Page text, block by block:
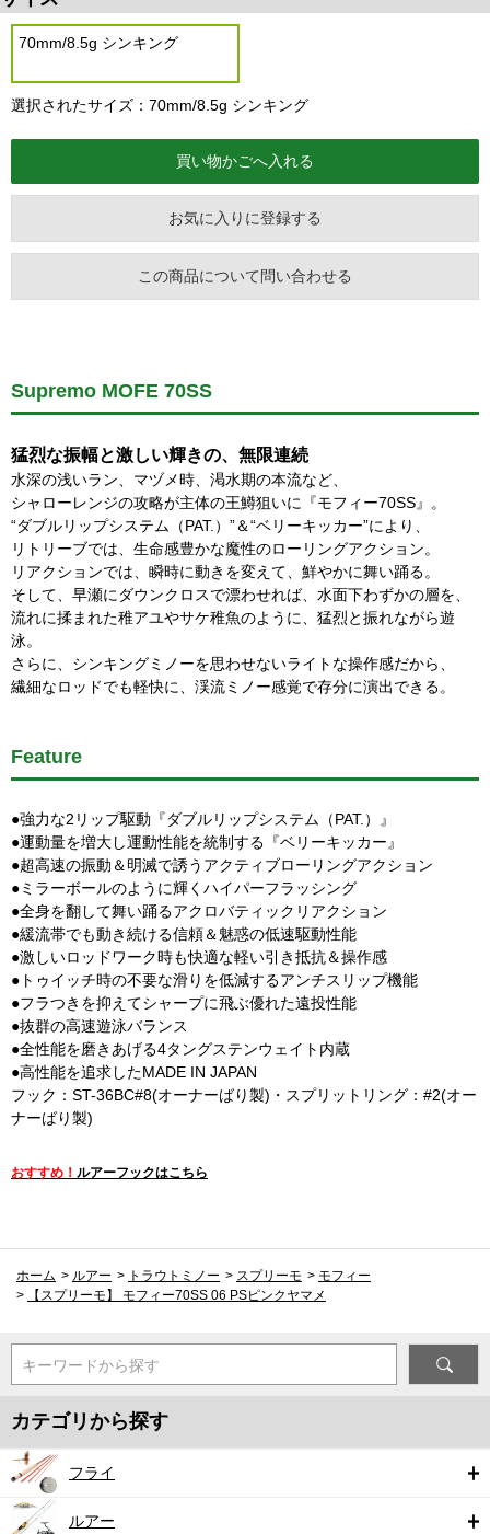
70mm/8.5g シンキング
選択されたサイズ：70mm/8.5g シンキング
お気に入りに登録する
この商品について問い合わせる
Supremo MOFE 70SS
猛烈な振幅と激しい輝きの、無限連続
水深の浅いラン、マヅメ時、渇水期の本流など、
シャローレンジの攻略が主体の王鱒狙いに『モフィー70SS』。
“ダブルリップシステム（PAT.）”＆“ベリーキッカー”により、
リトリーブでは、生命感豊かな魔性のローリングアクション。
リアクションでは、瞬時に動きを変えて、鮮やかに舞い踊る。
そして、早瀬にダウンクロスで漂わせれば、水面下わずかの層を、
流れに揉まれた稚アユやサケ稚魚のように、猛烈と振れながら遊
泳。
さらに、シンキングミノーを思わせないライトな操作感だから、
繊細なロッドでも軽快に、渓流ミノー感覚で存分に演出できる。
Feature
●強力な2リップ駆動『ダブルリップシステム（PAT.）』
●運動量を増大し運動性能を統制する『ベリーキッカー』
●超高速の振動＆明滅で誘うアクティブローリングアクション
●ミラーボールのように輝くハイパーフラッシング
●全身を翻して舞い踊るアクロバティックリアクション
●緩流帯でも動き続ける信頼＆魅惑の低速駆動性能
●激しいロッドワーク時も快適な軽い引き抵抗＆操作感
●トゥイッチ時の不要な滑りを低減するアンチスリップ機能
●フラつきを抑えてシャープに飛ぶ優れた遠投性能
●抜群の高速遊泳バランス
●全性能を磨きあげる4タングステンウェイト内蔵
●高性能を追求したMADE IN JAPAN
フック：ST-36BC#8(オーナーばり製)・スプリットリング：#2(オー
ナーばり製)
おすすめ！ ルアーフックはこちら
ホーム > ルアー > トラウトミノー > スプリーモ > モフィー
>
【スプリーモ】 モフィー70SS 06 PSピンクヤマメ
キーワードから探す
カテゴリから探す
フライ
ルアー